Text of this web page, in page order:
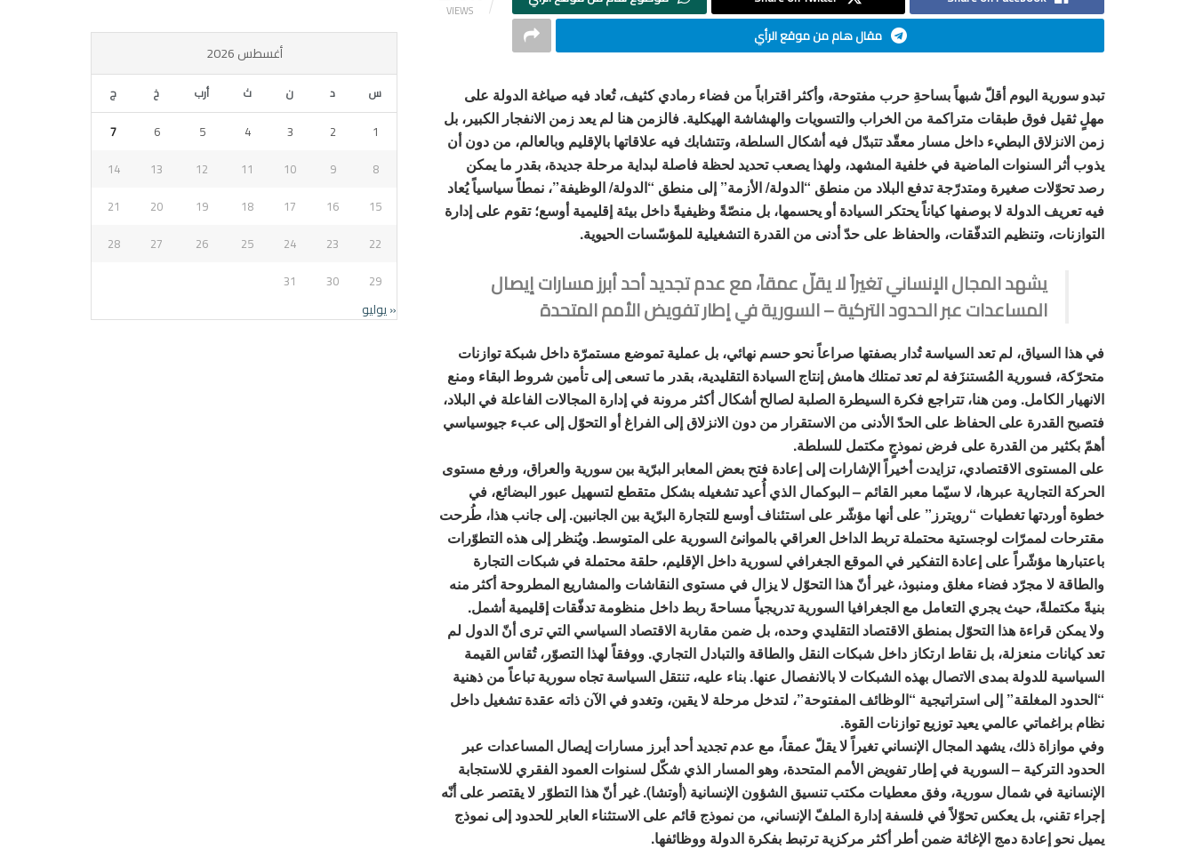
VIEWS
مقال هام من موقع الرأي
تبدو سورية اليوم أقلّ شبهاً بساحةِ حرب مفتوحة، وأكثر اقتراباً من فضاء رمادي كثيف، تُعاد فيه صياغة الدولة على
مهلٍ ثقيل فوق طبقات متراكمة من الخراب والتسويات والهشاشة الهيكلية. فالزمن هنا لم يعد زمن الانفجار الكبير، بل
زمن الانزلاق البطيء داخل مسار معقّد تتبدّل فيه أشكال السلطة، وتتشابك فيه علاقاتها بالإقليم وبالعالم، من دون أن
يذوب أثر السنوات الماضية في خلفية المشهد، ولهذا يصعب تحديد لحظة فاصلة لبداية مرحلة جديدة، بقدر ما يمكن
رصد تحوّلات صغيرة ومتدرّجة تدفع البلاد من منطق “الدولة/ الأزمة” إلى منطق “الدولة/ الوظيفة”، نمطاً سياسياً يُعاد
فيه تعريف الدولة لا بوصفها كياناً يحتكر السيادة أو يحسمها، بل منصّةً وظيفيةً داخل بيئة إقليمية أوسع؛ تقوم على إدارة
التوازنات، وتنظيم التدفّقات، والحفاظ على حدّ أدنى من القدرة التشغيلية للمؤسّسات الحيوية.
يشهد المجال الإنساني تغيراً لا يقلّ عمقاً، مع عدم تجديد أحد أبرز مسارات إيصال
المساعدات عبر الحدود التركية – السورية في إطار تفويض الأمم المتحدة
في هذا السياق، لم تعد السياسة تُدار بصفتها صراعاً نحو حسم نهائي، بل عملية تموضع مستمرّة داخل شبكة توازنات
متحرّكة، فسورية المُستنزَفة لم تعد تمتلك هامش إنتاج السيادة التقليدية، بقدر ما تسعى إلى تأمين شروط البقاء ومنع
الانهيار الكامل. ومن هنا، تتراجع فكرة السيطرة الصلبة لصالح أشكال أكثر مرونة في إدارة المجالات الفاعلة في البلاد،
فتصبح القدرة على الحفاظ على الحدّ الأدنى من الاستقرار من دون الانزلاق إلى الفراغ أو التحوّل إلى عبء جيوسياسي
أهمّ بكثير من القدرة على فرض نموذجٍ مكتمل للسلطة.
على المستوى الاقتصادي، تزايدت أخيراً الإشارات إلى إعادة فتح بعض المعابر البرّية بين سورية والعراق، ورفع مستوى
الحركة التجارية عبرها، لا سيّما معبر القائم – البوكمال الذي أُعيد تشغيله بشكل متقطع لتسهيل عبور البضائع، في
خطوة أوردتها تغطيات “رويترز” على أنها مؤشّر على استئناف أوسع للتجارة البرّية بين الجانبين. إلى جانب هذا، طُرحت
مقترحات لممرّات لوجستية محتملة تربط الداخل العراقي بالموانئ السورية على المتوسط. ويُنظر إلى هذه التطوّرات
باعتبارها مؤشّراً على إعادة التفكير في الموقع الجغرافي لسورية داخل الإقليم، حلقة محتملة في شبكات التجارة
والطاقة لا مجرّد فضاء مغلق ومنبوذ، غير أنّ هذا التحوّل لا يزال في مستوى النقاشات والمشاريع المطروحة أكثر منه
بنيةً مكتملةً، حيث يجري التعامل مع الجغرافيا السورية تدريجياً مساحةَ ربط داخل منظومة تدفّقات إقليمية أشمل.
ولا يمكن قراءة هذا التحوّل بمنطق الاقتصاد التقليدي وحده، بل ضمن مقاربة الاقتصاد السياسي التي ترى أنّ الدول لم
تعد كيانات منعزلة، بل نقاط ارتكاز داخل شبكات النقل والطاقة والتبادل التجاري. ووفقاً لهذا التصوّر، تُقاس القيمة
السياسية للدولة بمدى الاتصال بهذه الشبكات لا بالانفصال عنها. بناء عليه، تنتقل السياسة تجاه سورية تباعاً من ذهنية
“الحدود المغلقة” إلى استراتيجية “الوظائف المفتوحة”، لتدخل مرحلة لا يقين، وتغدو في الآن ذاته عقدة تشغيل داخل
نظام براغماتي عالمي يعيد توزيع توازنات القوة.
وفي موازاة ذلك، يشهد المجال الإنساني تغيراً لا يقلّ عمقاً، مع عدم تجديد أحد أبرز مسارات إيصال المساعدات عبر
الحدود التركية – السورية في إطار تفويض الأمم المتحدة، وهو المسار الذي شكّل لسنوات العمود الفقري للاستجابة
الإنسانية في شمال سورية، وفق معطيات مكتب تنسيق الشؤون الإنسانية (أوتشا). غير أنّ هذا التطوّر لا يقتصر على أنّه
إجراء تقني، بل يعكس تحوّلاً في فلسفة إدارة الملفّ الإنساني، من نموذج قائم على الاستثناء العابر للحدود إلى نموذج
يميل نحو إعادة دمج الإغاثة ضمن أطر أكثر مركزية ترتبط بفكرة الدولة ووظائفها.
أغسطس 2026
س د ن ث أرب خ ج
1
2
3
4
5
6
7
8
9
10
11
12
13
14
15
16
17
18
19
20
21
22
23
24
25
26
27
28
29
30
31
« يوليو